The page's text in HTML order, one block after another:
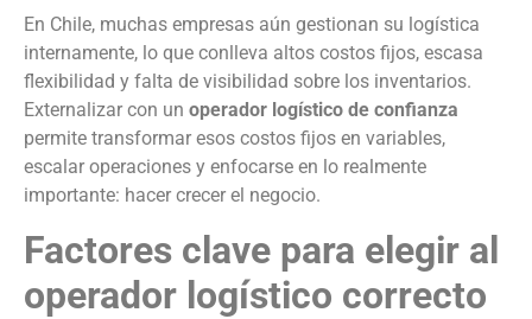
En Chile, muchas empresas aún gestionan su logística
internamente, lo que conlleva altos costos fijos, escasa
flexibilidad y falta de visibilidad sobre los inventarios.
Externalizar con un operador logístico de confianza
permite transformar esos costos fijos en variables,
escalar operaciones y enfocarse en lo realmente
importante: hacer crecer el negocio.
Factores clave para elegir al
operador logístico correcto